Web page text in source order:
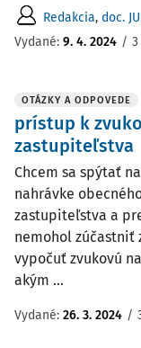
Redakcia, doc.
Vydané: 9. 4. 2024 /
OTÁZKY A ODPOVEDE
prístup k
zastupiteľstva
Chcem sa spýtať
nahrávke
zastupiteľstva a
nemohol zúčastniť
vypočuť zvukovú
akým ...
Vydané: 26. 3. 2024 /